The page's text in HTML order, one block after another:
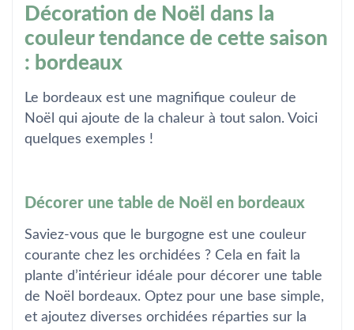
Décoration de Noël dans la
couleur tendance de cette saison
: bordeaux
Le bordeaux est une magnifique couleur de
Noël qui ajoute de la chaleur à tout salon. Voici
quelques exemples !
Décorer une table de Noël en bordeaux
Saviez-vous que le burgogne est une couleur
courante chez les orchidées ? Cela en fait la
plante d’intérieur idéale pour décorer une table
de Noël bordeaux. Optez pour une base simple,
et ajoutez diverses orchidées réparties sur la